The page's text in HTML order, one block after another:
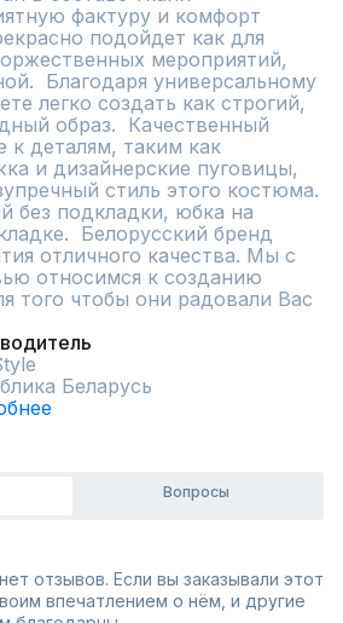
фактуру и комфорт
подойдет как для
мероприятий,
Благодаря универсальному
легко создать как строгий,
образ.  Качественный
деталям, таким как
и дизайнерские пуговицы,
стиль этого костюма.
без подкладки, юбка на
Белорусский бренд
отличного качества. Мы с
относимся к созданию
того чтобы они радовали Вас
Беларусь
Вопросы
отзывов. Если вы заказывали этот
впечатлением о нём, и другие